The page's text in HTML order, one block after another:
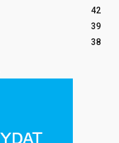
42
39
38